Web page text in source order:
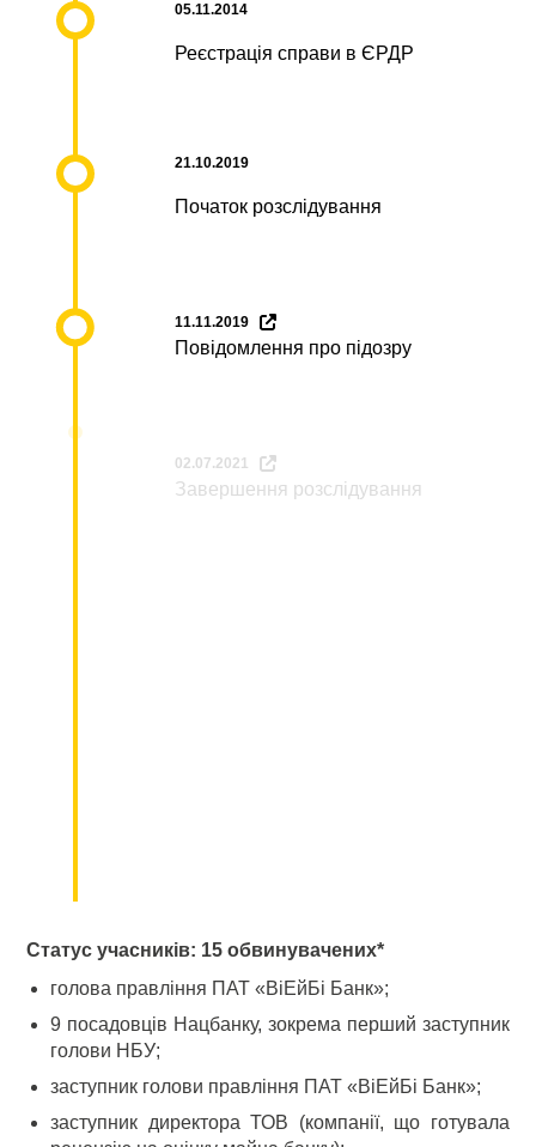
05.11.2014
Реєстрація справи в ЄРДР
21.10.2019
Початок розслідування
11.11.2019
Повідомлення про підозру
02.07.2021
Завершення розслідування
Статус учасників: 15 обвинувачених*
голова правління ПАТ «ВіЕйБі Банк»;
9 посадовців Нацбанку, зокрема перший заступник
голови НБУ;
заступник голови правління ПАТ «ВіЕйБі Банк»;
заступник директора ТОВ (компанії, що готувала